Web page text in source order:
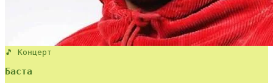
🎵 Концерт
Баста